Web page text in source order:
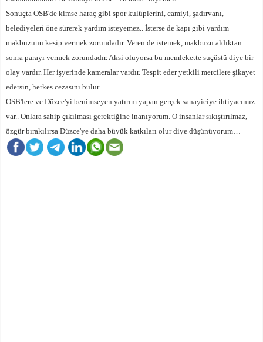
Sonuçta OSB'de kimse haraç gibi spor kulüplerini, camiyi, şadırvanı,
belediyeleri öne sürerek yardım isteyemez.. İsterse de kapı gibi yardım
makbuzunu kesip vermek zorundadır. Veren de istemek, makbuzu aldıktan
sonra parayı vermek zorundadır. Aksi oluyorsa bu memlekette suçüstü diye bir
olay vardır. Her işyerinde kameralar vardır. Tespit eder yetkili mercilere şikayet
edersin, herkes cezasını bulur…
OSB'lere ve Düzce'yi benimseyen yatırım yapan gerçek sanayiciye ihtiyacımız
var.. Onlara sahip çıkılması gerektiğine inanıyorum. O insanlar sıkıştırılmaz,
özgür bırakılırsa Düzce'ye daha büyük katkıları olur diye düşünüyorum…